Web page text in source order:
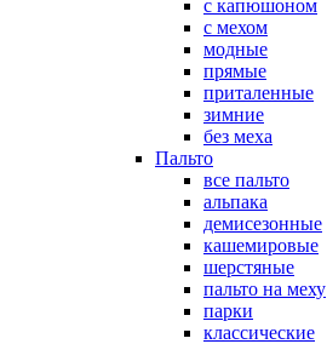
с капюшоном
с мехом
модные
прямые
приталенные
зимние
без меха
Пальто
все пальто
альпака
демисезонные
кашемировые
шерстяные
пальто на меху
парки
классические